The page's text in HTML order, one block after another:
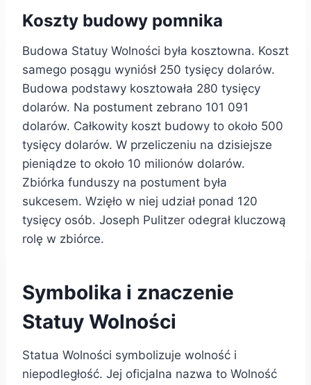
Koszty budowy pomnika
Budowa Statuy Wolności była kosztowna. Koszt
samego posągu wyniósł 250 tysięcy dolarów.
Budowa podstawy kosztowała 280 tysięcy
dolarów. Na postument zebrano 101 091
dolarów. Całkowity koszt budowy to około 500
tysięcy dolarów. W przeliczeniu na dzisiejsze
pieniądze to około 10 milionów dolarów.
Zbiórka funduszy na postument była
sukcesem. Wzięło w niej udział ponad 120
tysięcy osób. Joseph Pulitzer odegrał kluczową
rolę w zbiórce.
Symbolika i znaczenie
Statuy Wolności
Statua Wolności symbolizuje wolność i
niepodległość. Jej oficjalna nazwa to Wolność